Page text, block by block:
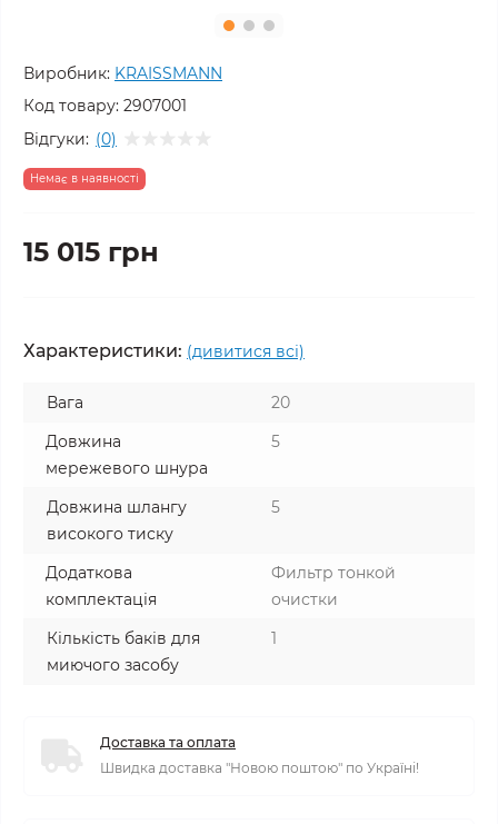
Виробник: KRAISSMANN
Код товару: 2907001
Відгуки: (0)
Немає в наявності
15 015 грн
Характеристики: (дивитися всі)
Вага
20
Довжина
мережевого шнура
5
Довжина шлангу
високого тиску
5
Додаткова
комплектація
Фильтр тонкой
очистки
Кількість баків для
миючого засобу
1
Доставка та оплата
Швидка доставка "Новою поштою" по Україні!